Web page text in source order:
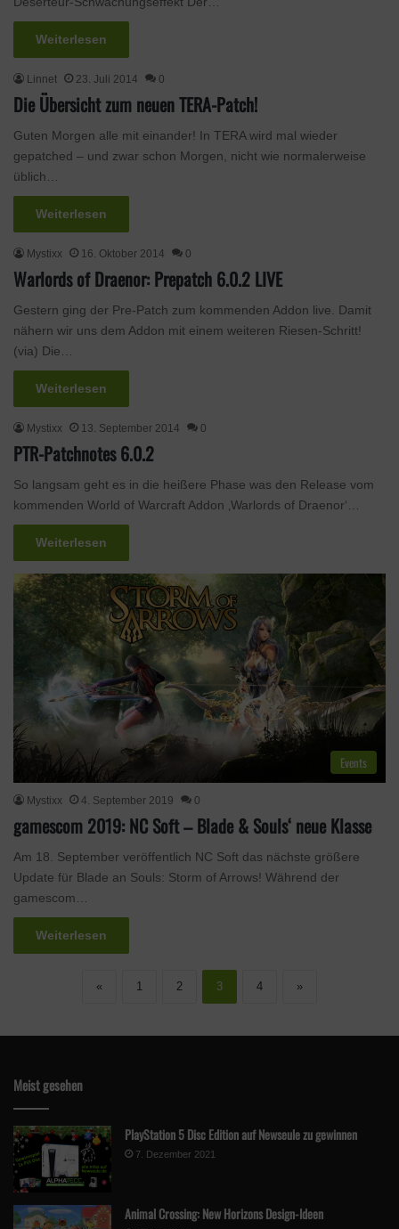
Weiterlesen
Linnet 23. Juli 2014 0
Die Übersicht zum neuen TERA-Patch!
Guten Morgen alle mit einander! In TERA wird mal wieder
gepatched – und zwar schon Morgen, nicht wie normalerweise
üblich…
Weiterlesen
Mystixx 16. Oktober 2014 0
Warlords of Draenor: Prepatch 6.0.2 LIVE
Gestern ging der Pre-Patch zum kommenden Addon live. Damit
nähern wir uns dem Addon mit einem weiteren Riesen-Schritt!
(via) Die…
Weiterlesen
Mystixx 13. September 2014 0
PTR-Patchnotes 6.0.2
So langsam geht es in die heißere Phase was den Release vom
kommenden World of Warcraft Addon ‚Warlords of Draenor‘…
Weiterlesen
Events
Mystixx 4. September 2019 0
gamescom 2019: NC Soft – Blade & Souls‘ neue Klasse
Am 18. September veröffentlich NC Soft das nächste größere
Update für Blade an Souls: Storm of Arrows! Während der
gamescom…
Weiterlesen
« 1 2 3 4 »
Meist gesehen
PlayStation 5 Disc Edition auf Newseule zu gewinnen
7. Dezember 2021
Animal Crossing: New Horizons Design-Ideen